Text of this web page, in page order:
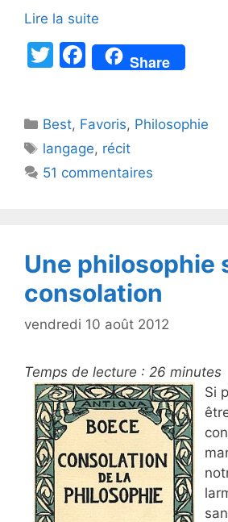
Lire la suite
T
er
F
a
e
b
o
Share
Catégories
Best, Favoris, Philosophie
Étiquettes
langage, récit
51 commentaires
Une philosophie
consolation
vendredi 10 août 2012
Temps de lecture : 26 minutes
Si